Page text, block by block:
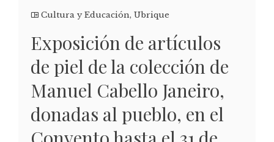
Cultura y Educación, Ubrique
Exposición de artículos
de piel de la colección de
Manuel Cabello Janeiro,
donadas al pueblo, en el